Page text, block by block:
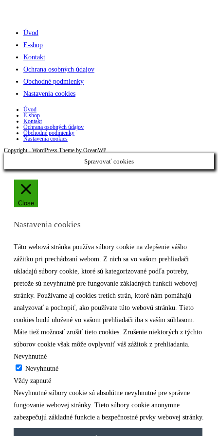
Úvod
E-shop
Kontakt
Ochrana osobných údajov
Obchodné podmienky
Nastavenia cookies
Úvod
E-shop
Kontakt
Ochrana osobných údajov
Obchodné podmienky
Nastavenia cookies
Copyright - WordPress Theme by OceanWP
Spravovať cookies
Close
Nastavenia cookies
Táto webová stránka používa súbory cookie na zlepšenie vášho
zážitku pri prechádzaní webom. Z nich sa vo vašom prehliadači
ukladajú súbory cookie, ktoré sú kategorizované podľa potreby,
pretože sú nevyhnutné pre fungovanie základných funkcií webovej
stránky. Používame aj cookies tretích strán, ktoré nám pomáhajú
analyzovať a pochopiť, ako používate túto webovú stránku. Tieto
cookies budú uložené vo vašom prehliadači iba s vaším súhlasom.
Máte tiež možnosť zrušiť tieto cookies. Zrušenie niektorých z týchto
súborov cookie však môže ovplyvniť váš zážitok z prehliadania.
Nevyhnutné
Nevyhnutné
Vždy zapnuté
Nevyhnutné súbory cookie sú absolútne nevyhnutné pre správne
fungovanie webovej stránky. Tieto súbory cookie anonymne
zabezpečujú základné funkcie a bezpečnostné prvky webovej stránky.